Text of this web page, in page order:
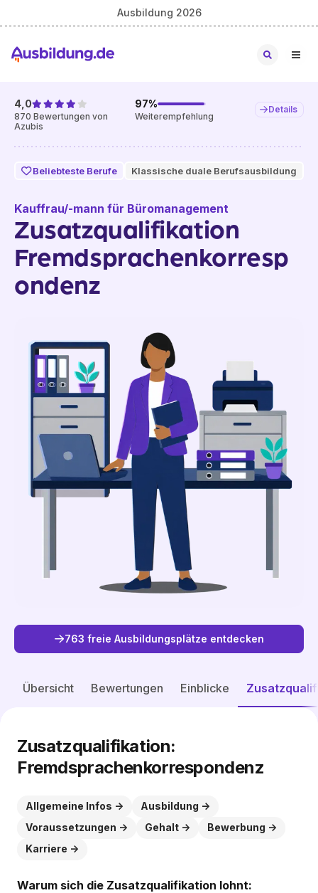
Ausbildung 2026
Beliebteste Berufe Klassische duale Berufsausbildung
4,0
870 Bewertungen von
Azubis
97%
Weiterempfehlung
Details
Kauffrau/-mann für Büromanagement
Zusatzqualifikation
Fremdsprachenkorresp
ondenz
763 freie Ausbildungsplätze entdecken
Übersicht Bewertungen Einblicke
Freie Plätze entdecken
Zusatzqualifikation:
Fremdsprachenkorrespondenz
Allgemeine Infos
Ausbildung
Voraussetzungen
Gehalt
Bewerbung
Karriere
Warum sich die Zusatzqualifikation lohnt: